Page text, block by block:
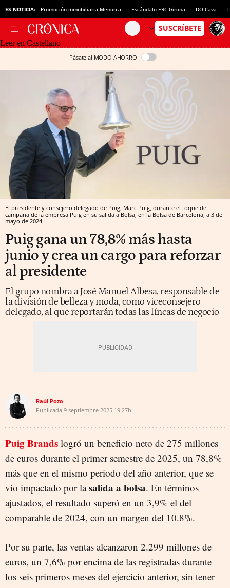
ES NOTICIA: Promoción inmobiliaria Menorca Escándalo ERC Girona DO Cava
Leer en Castellano
Pásate al MODO AHORRO
El presidente y consejero delegado de Puig, Marc Puig, durante el toque de
campana de la empresa Puig en su salida a Bolsa, en la Bolsa de Barcelona, a 3 de
mayo de 2024
Puig gana un 78,8% más hasta
junio y crea un cargo para reforzar
al presidente
El grupo nombra a José Manuel Albesa, responsable de
la división de belleza y moda, como viceconsejero
delegado, al que reportarán todas las líneas de negocio
Raúl Pozo
Publicada 9 septiembre 2025 19:27h
Puig Brands logró un beneficio neto de 275 millones
de euros durante el primer semestre de 2025, un 78,8%
más que en el mismo periodo del año anterior, que se
vio impactado por lasalida a bolsa. En términos
ajustados, el resultado superó en un 3,9% el del
comparable de 2024, con un margen del 10.8%.
Por su parte, las ventas alcanzaron 2.299 millones de
euros, un 7,6% por encima de las registradas durante
los seis primeros meses del ejercicio anterior, sin tener